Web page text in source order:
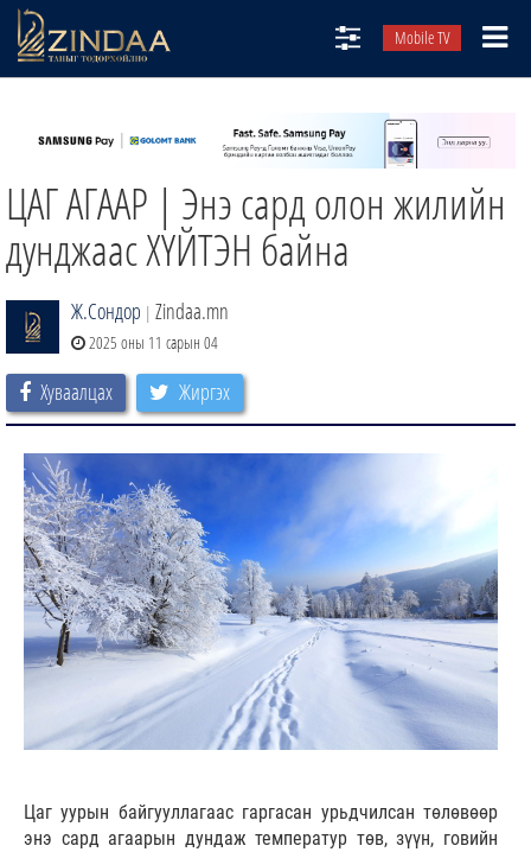
Mobile TV
ТВ8
ӨГЛӨӨНИЙ СОНИН
АУДИО ЗОХИОЛ
ЗИНДАА СЭТГҮҮЛ
ЦАГ АГААР | Энэ сард олон жилийн
дунджаас ХҮЙТЭН байна
Ж.Сондор | Zindaa.mn
2025 оны 11 сарын 04
Хуваалцах Жиргэх
Цаг уурын байгууллагаас гаргасан урьдчилсан төлөвөөр
энэ сард агаарын дундаж температур төв, зүүн, говийн